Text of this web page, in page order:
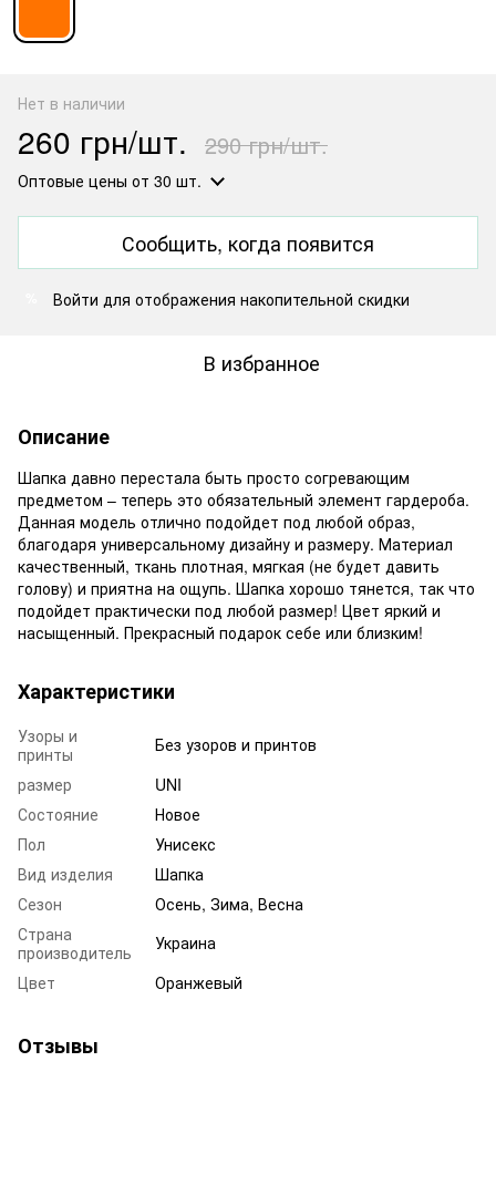
Нет в наличии
260 грн/шт. 290 грн/шт.
Оптовые цены от 30 шт.
Сообщить, когда появится
Войти для отображения накопительной скидки
В избранное
Описание
Шапка давно перестала быть просто согревающим
предметом – теперь это обязательный элемент гардероба.
Данная модель отлично подойдет под любой образ,
благодаря универсальному дизайну и размеру. Материал
качественный, ткань плотная, мягкая (не будет давить
голову) и приятна на ощупь. Шапка хорошо тянется, так что
подойдет практически под любой размер! Цвет яркий и
насыщенный. Прекрасный подарок себе или близким!
Характеристики
Узоры и
принты
Без узоров и принтов
размер
UNI
Состояние
Новое
Пол
Унисекс
Вид изделия
Шапка
Сезон
Осень, Зима, Весна
Страна
производитель
Украина
Цвет
Оранжевый
Отзывы